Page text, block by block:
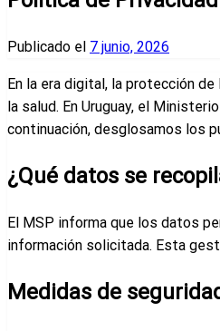
Publicado el 7 junio, 2026
En la era digital, la protección
la salud. En Uruguay, el
continuación, desglosamos los
¿Qué datos se
El MSP informa que los datos
información solicitada. Esta
Medidas de